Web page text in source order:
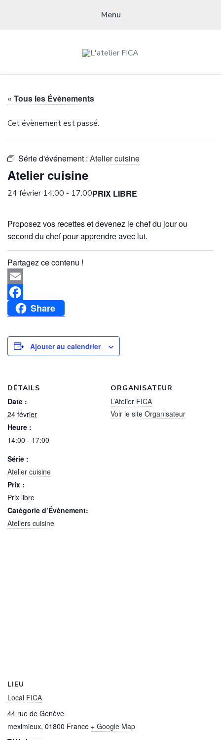
Menu
« Tous les Évènements
Cet évènement est passé.
Série d'événement : Atelier cuisine
Atelier cuisine
24 février 14:00 - 17:00PRIX LIBRE
Proposez vos recettes et devenez le chef du jourou
second du chef pour apprendre avec lui.
Partagez ce contenu !
Email
FacebookShare
Ajouter au calendrier
DÉTAILS
Date :
24 février
Heure :
14:00 - 17:00
Série :
Atelier cuisine
Prix :
Prix libre
Catégorie d’Évènement:
Ateliers cuisine
ORGANISATEUR
L’Atelier FICA
Voir le site Organisateur
LIEU
Local FICA
44 rue de Genève
meximieux, 01800 France + Google Map